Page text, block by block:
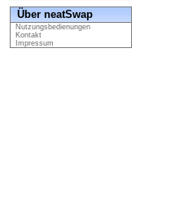
Über neatSwap
Nutzungsbedienungen
Kontakt
Impressum